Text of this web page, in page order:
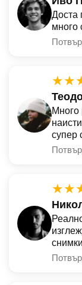
Доста
много
Много
супер